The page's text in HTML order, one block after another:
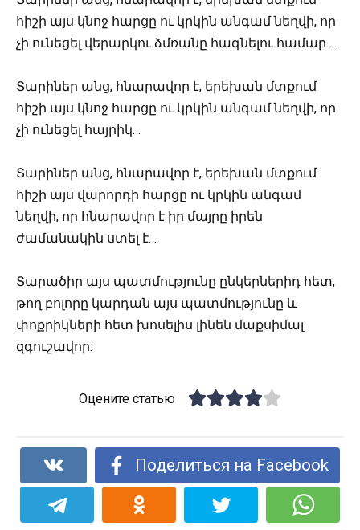
հիշի այս կնոջ հարցը ու կրկին անգամ նեղվի, որ
չի ունեցել վերարկու ձմռանը հագնելու համար….
Տարիներ անց, հնարավոր է, երեխան մտքում
հիշի այս կնոջ հարցը ու կրկին անգամ նեղվի, որ
չի ունեցել հայրիկ…
Տարիներ անց, հնարավոր է, երեխան մտքում
հիշի այս վարորդի հարցը ու կրկին անգամ
նեղվի, որ հնարավոր է իր մայրը իրեն
ժամանակին ստել է…
Տարածիր այս պատմությունը ընկերներիդ հետ,
թող բոլորը կարդան այս պատմությունը և
փոքրիկների հետ խոսելիս լինեն մաքսիմալ
զգուշավոր:
Оцените статью
Поделиться на Facebook